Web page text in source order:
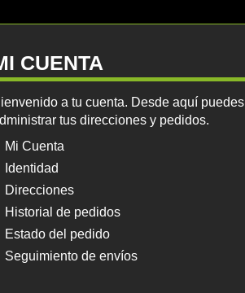
CUENTA
a tu cuenta. Desde aquí puedes
tus direcciones y pedidos.
Mi Cuenta
Identidad
Direcciones
Historial de pedidos
Estado del pedido
Seguimiento de envíos